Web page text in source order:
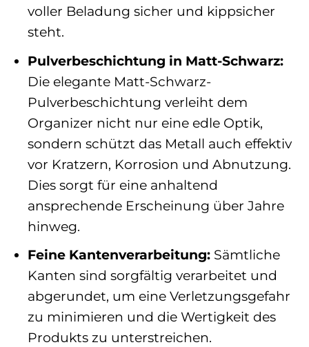
voller Beladung sicher und kippsicher
steht.
Pulverbeschichtung in Matt-Schwarz:
Die elegante Matt-Schwarz-
Pulverbeschichtung verleiht dem
Organizer nicht nur eine edle Optik,
sondern schützt das Metall auch effektiv
vor Kratzern, Korrosion und Abnutzung.
Dies sorgt für eine anhaltend
ansprechende Erscheinung über Jahre
hinweg.
Feine Kantenverarbeitung:Sämtliche
Kanten sind sorgfältig verarbeitet und
abgerundet, um eine Verletzungsgefahr
zu minimieren und die Wertigkeit des
Produkts zu unterstreichen.